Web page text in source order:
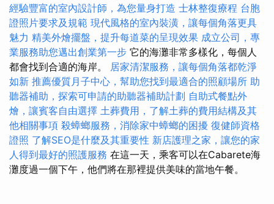
經驗豐富的室內設計師，為您量身打造 士林整復療程 台胞
證照片要求及規範 現代風格的室內裝潢，讓每個角落更具
魅力 精美外燴擺盤，提升每道菜的呈現效果 成立公司，專
業服務助您邁出創業第一步 它的海灘非常多樣化，每個人
都會找到合適的海岸。 居家清潔服務，讓每個角落都乾淨
如新 推薦優質月子中心，幫助您找到最適合的照顧場所 助
聽器補助，探索可申請的助聽器補助計劃 自助式餐點外
燴，讓賓客自由選擇 土葬費用，了解土葬的費用結構及其
他相關事項 殺蟑螂服務，消除家中蟑螂的困擾 復健師資格
證照 了解SEO是什麼及其重要性 新店護理之家，讓您的家
人得到最好的照護服務 在這一天，乘客可以在Cabarete海
灘度過一個下午，他們將在那裡提供美味的當地午餐。